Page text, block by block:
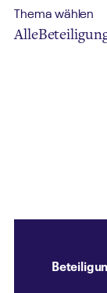
Thema wählen
Alle